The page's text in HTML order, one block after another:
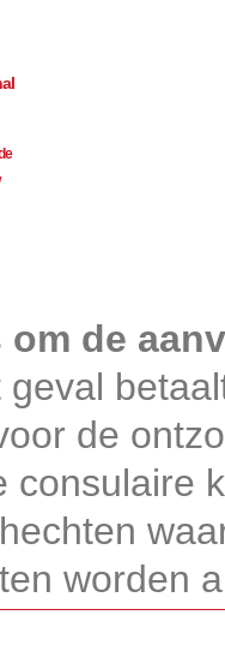
de
geval
de
consulaire
worden